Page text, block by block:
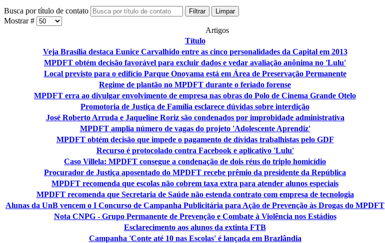
Busca por título de contato Filtrar Limpar
Mostrar #
Artigos
Título
Veja Brasília destaca Eunice Carvalhido entre as cinco personalidades da Capital em 2013
MPDFT obtém decisão favorável para excluir dados e vedar avaliação anônima no 'Lulu'
Local previsto para o edifício Parque Onoyama está em Área de Preservação Permanente
Regime de plantão no MPDFT durante o feriado forense
MPDFT erra ao divulgar envolvimento de empresa nas obras do Polo de Cinema Grande Otelo
Promotoria de Justiça de Família esclarece dúvidas sobre interdição
José Roberto Arruda e Jaqueline Roriz são condenados por improbidade administrativa
MPDFT amplia número de vagas do projeto 'Adolescente Aprendiz'
MPDFT obtém decisão que impede o pagamento de dívidas trabalhistas pelo GDF
Recurso é protocolado contra Facebook e aplicativo 'Lulu'
Caso Villela: MPDFT consegue a condenação de dois réus do triplo homicídio
Procurador de Justiça aposentado do MPDFT recebe prêmio da presidente da República
MPDFT recomenda que escolas não cobrem taxa extra para atender alunos especiais
MPDFT recomenda que Secretaria de Saúde não estenda contrato com empresa de tecnologia
Alunas da UnB vencem o I Concurso de Campanha Publicitária para Ação de Prevenção às Drogas do MPDFT
Nota CNPG - Grupo Permanente de Prevenção e Combate à Violência nos Estádios
Esclarecimento aos alunos da extinta FTB
Campanha 'Conte até 10 nas Escolas' é lançada em Brazlândia